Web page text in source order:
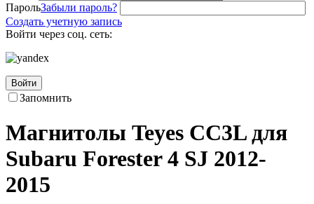
ПарольЗабыли пароль?
Создать учетную запись
Войти через соц. сеть:
Войти
Запомнить
Магнитолы Teyes CC3L для
Subaru Forester 4 SJ 2012-
2015